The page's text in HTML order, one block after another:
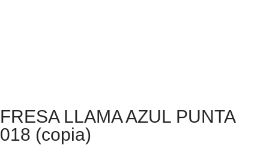
FRESA LLAMA AZUL PUNTA
018 (copia)